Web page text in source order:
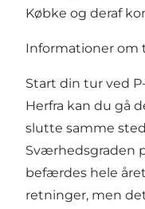
Købke og deraf
Informationer om
Start din tur ved
Herfra kan du gå
slutte samme
Sværhedsgraden
befærdes hele
retninger, men